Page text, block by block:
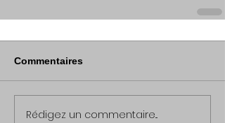
Commentaires
Rédigez un commentaire...